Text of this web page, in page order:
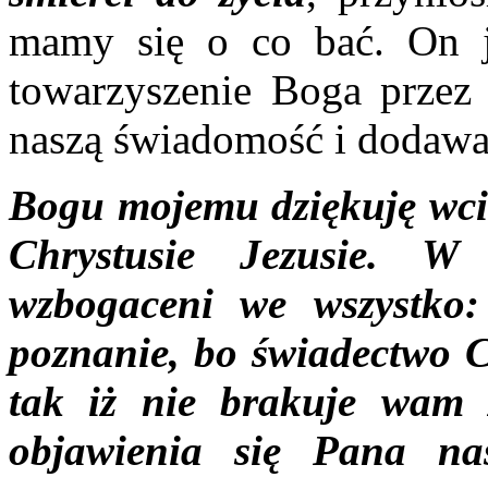
mamy się o co bać. On
towarzyszenie Boga
naszą świadomość i
Bogu mojemu dziękuję
Chrystusie Jezusie.
wzbogaceni we
poznanie, bo świadectwo
tak iż nie brakuje wam
objawienia się Pana